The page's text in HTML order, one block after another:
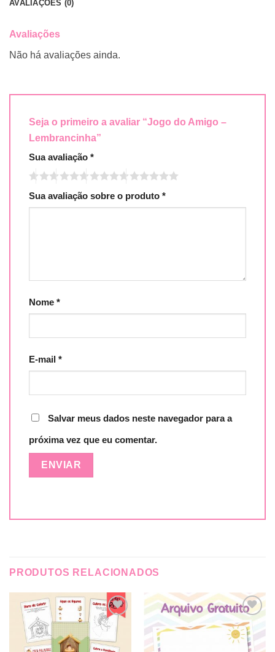
AVALIAÇÕES (0)
Avaliações
Não há avaliações ainda.
Seja o primeiro a avaliar “Jogo do Amigo –
Lembrancinha”
Sua avaliação *
Sua avaliação sobre o produto *
Nome *
E-mail *
Salvar meus dados neste navegador para a
próxima vez que eu comentar.
PRODUTOS RELACIONADOS
Adicionar
a lista de
desejos
Adicionar
a lista de
desejos